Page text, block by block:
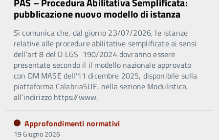
pubblicazione nuovo modello di istanza
Si comunica che, dal giorno 23/07/2026, le istanze
relative alle procedure abilitative semplificate ai sensi
dell’art 8 del D LGS 190/2024 dovranno essere
presentate secondo il il modello nazionale approvato
con DM MASE dell’11 dicembre 2025, disponibile sulla
piattaforma CalabriaSUE, nella sezione Modulistica,
all’indirizzo https://www.
Approfondimenti normativi
19 Giugno 2026